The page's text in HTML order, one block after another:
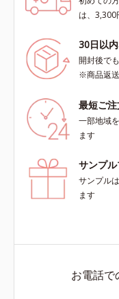
は、3,300
30日以
開封後で
※商品返
最短ご
一部地域
ます
サンプ
サンプル
ます
お電話で